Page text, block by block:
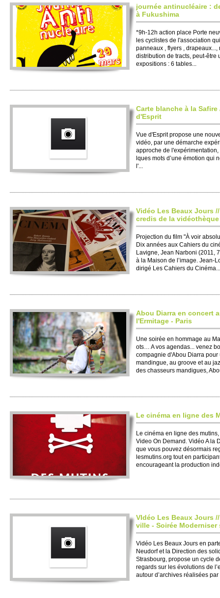
journée antinucléaire :
à Fukushima
*9h-12h action place Porte
les cy­clistes de l'asso­ci­ation
panneaux , flyers ,
dis­tri­bution de tracts, peut-être
expo­si­ti­ons : 6 tables...
Carte blanche à la
d'Es­prit
Vue d'Es­prit pro­pose une
vidéo, par une démarche
ap­proche de
lques mots d’une émotion qui
l'...
Vidéo Les Beaux Jours
credis de la vidéothèque
Pro­jection du film "À voir
Dix années aux Cahiers du
Lavigne, Jean Narboni (2011,
à la Maison de l’image. Jean-
dirigé Les Cahiers du Cinéma...
Abou Diarra en concert
l'Ermitage - Paris
Une soirée en ho­mmage au
ots… A vos agendas... venez
co­mpagnie d'Abou Diarra
mandingue, au gro­ove et au
des chasse­urs mandigues,
Le cinéma en ligne des
Le cinéma en ligne des
Video On De­mand. Vidéo A la
que vous po­uvez déso­rmais
lesmutins.​org tout en
encourageant la production
VIdéo Les Beaux Jours
ville - Soirée Moderniser
Vidéo Les Beaux Jours en
Neudorf et la Dire­ction des
Strasbo­urg, pro­pose un cycle
regards sur les évo­luti­ons de
autour d’ar­chives réalisées par